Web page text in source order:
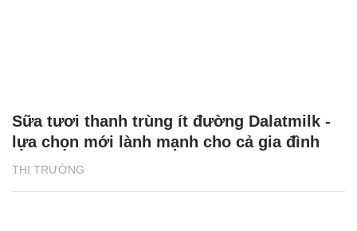
THỊ TRƯỜNG
Sữa tươi thanh trùng ít đường Dalatmilk -
lựa chọn mới lành mạnh cho cả gia đình